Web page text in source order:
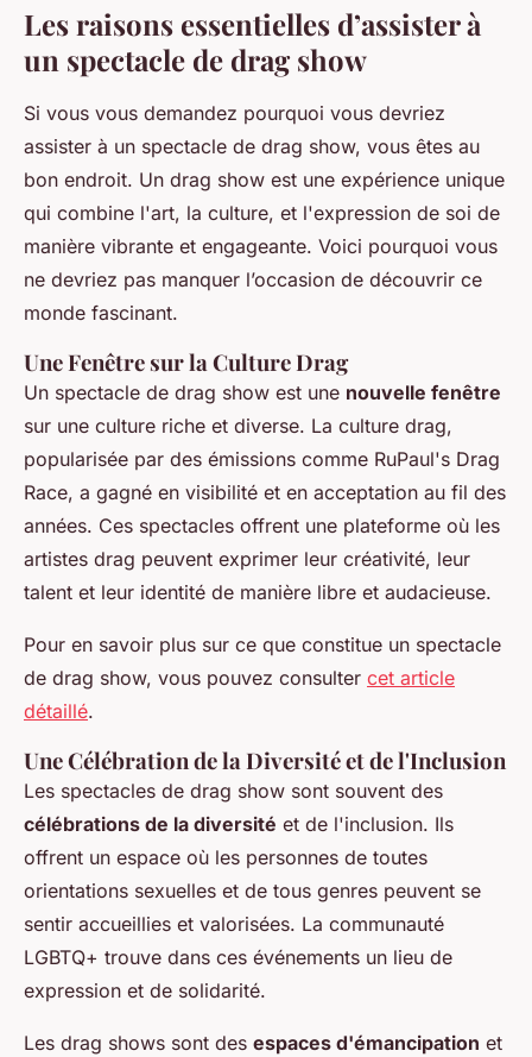
Les raisons essentielles d’assister à
un spectacle de drag show
Si vous vous demandez pourquoi vous devriez
assister à un spectacle de drag show, vous êtes au
bon endroit. Un drag show est une expérience unique
qui combine l'art, la culture, et l'expression de soi de
manière vibrante et engageante. Voici pourquoi vous
ne devriez pas manquer l’occasion de découvrir ce
monde fascinant.
Une Fenêtre sur la Culture Drag
Un spectacle de drag show est une nouvelle fenêtre
sur une culture riche et diverse. La culture drag,
popularisée par des émissions comme RuPaul's Drag
Race, a gagné en visibilité et en acceptation au fil des
années. Ces spectacles offrent une plateforme où les
artistes drag peuvent exprimer leur créativité, leur
talent et leur identité de manière libre et audacieuse.
Pour en savoir plus sur ce que constitue un spectacle
de drag show, vous pouvez consulter cet article
détaillé.
Une Célébration de la Diversité et de l'Inclusion
Les spectacles de drag show sont souvent des
célébrations de la diversité et de l'inclusion. Ils
offrent un espace où les personnes de toutes
orientations sexuelles et de tous genres peuvent se
sentir accueillies et valorisées. La communauté
LGBTQ+ trouve dans ces événements un lieu de
expression et de solidarité.
Les drag shows sont des espaces d'émancipation et